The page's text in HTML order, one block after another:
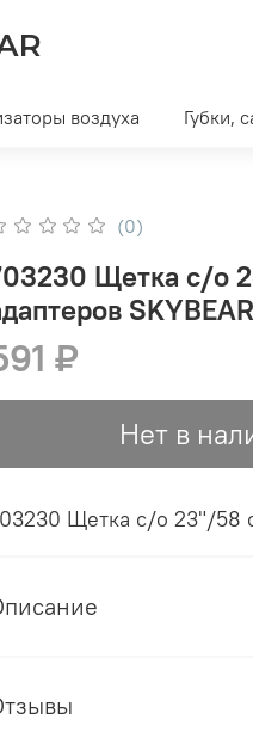
воздуха Губки,
(0)
Щетка с/о
SKYBEAR
₽
Нет в
Щетка с/о 23"/58